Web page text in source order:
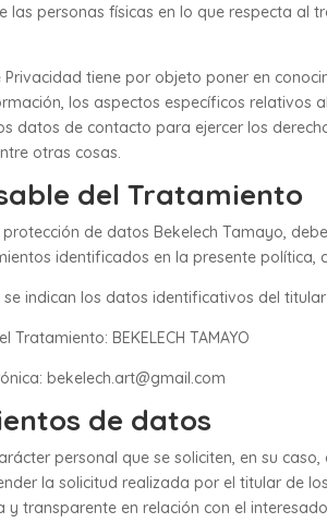
las personas físicas en lo que respecta al
Privacidad tiene por objeto poner en
los aspectos específicos relativos
datos de contacto para ejercer los
otras cosas.
del Tratamiento
de datos Bekelech Tamayo,
identificados en la presente política,
se indican los datos identificativos del
Tratamiento: BEKELECH TAMAYO
bekelech.art@gmail.com
de datos
personal que se soliciten, en su
la solicitud realizada por el titular de
y transparente en relación con el